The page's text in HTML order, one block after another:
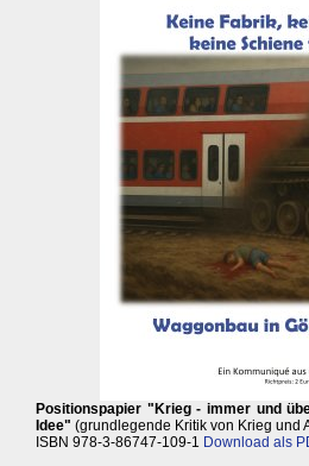
Positionspapier "Krieg - immer und
Idee" (grundlegende Kritik von Krieg und
ISBN 978-3-86747-109-1 Download als